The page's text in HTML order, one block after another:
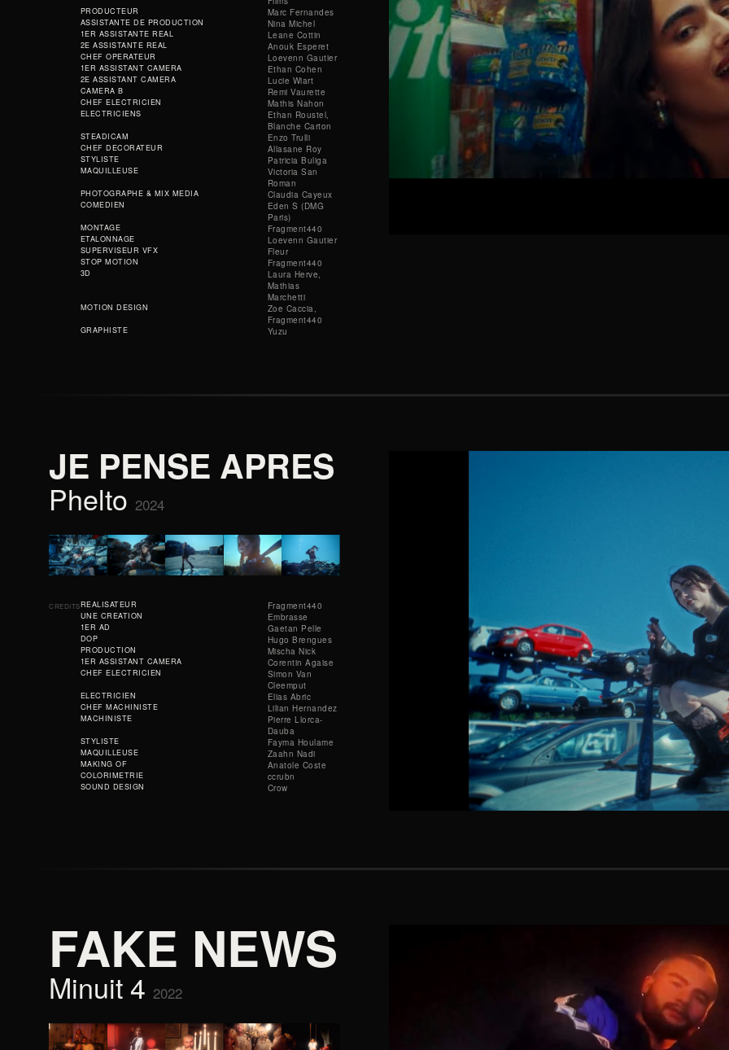
PRODUCTEUR Marc Fernandes
ASSISTANTE DE PRODUCTION Nina Michel
1ER ASSISTANTE REAL Leane Cottin
2E ASSISTANTE REAL Anouk Esperet
CHEF OPERATEUR Loevenn Gautier
1ER ASSISTANT CAMERA Ethan Cohen
2E ASSISTANT CAMERA Lucie Wiart
CAMERA B Remi Vaurette
CHEF ELECTRICIEN Mathis Nahon
ELECTRICIENS
Ethan Roustel,
Blanche Carton
STEADICAM Enzo Trulli
CHEF DECORATEUR Allasane Roy
STYLISTE Patricia Buliga
MAQUILLEUSE
Victoria San
Roman
PHOTOGRAPHE & MIX MEDIA Claudia Cayeux
COMEDIEN
Eden S (DMG
Paris)
MONTAGE Fragment440
ETALONNAGE Loevenn Gautier
SUPERVISEUR VFX Fleur
STOP MOTION Fragment440
3D
Laura Herve,
Mathias
Marchetti
MOTION DESIGN
Zoe Caccia,
Fragment440
GRAPHISTE Yuzu
JE PENSE APRES
Phelto 2024
CREDITSREALISATEUR Fragment440
UNE CREATION Embrasse
1ER AD Gaetan Pelle
DOP Hugo Brengues
PRODUCTION Mischa Nick
1ER ASSISTANT CAMERA Corentin Agaise
CHEF ELECTRICIEN
Simon Van
Cleemput
ELECTRICIEN Elias Abric
CHEF MACHINISTE Lilian Hernandez
MACHINISTE
Pierre Llorca-
Dauba
STYLISTE Fayma Houlame
MAQUILLEUSE Zaahn Nadi
MAKING OF Anatole Coste
COLORIMETRIE ccrubn
SOUND DESIGN Crow
FAKE NEWS
Minuit 4 2022